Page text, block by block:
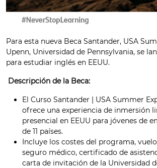
Para esta nueva Beca Santander, USA
Upenn, Universidad de Pennsylvania, se
para estudiar inglés en EEUU.
Descripción de la Beca:
El Curso Santander | USA Summer
ofrece una experiencia de inmersión
presencial en EEUU para jóvenes de
de 11 países.
Incluye los costes del programa,
seguro médico, certificado de
carta de invitación de la Universidad